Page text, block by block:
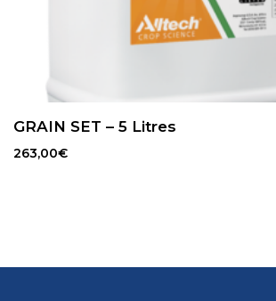
GRAIN SET – 5 Litres
263,00€